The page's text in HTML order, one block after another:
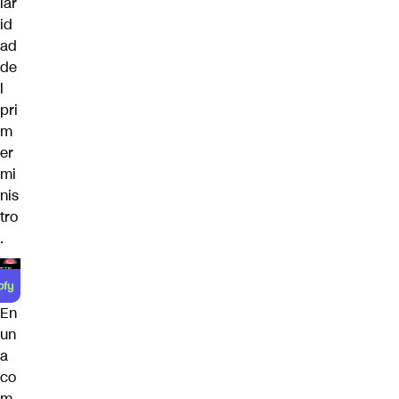
id
ad
de
l
pri
m
er
mi
nis
tro
.
En
un
a
co